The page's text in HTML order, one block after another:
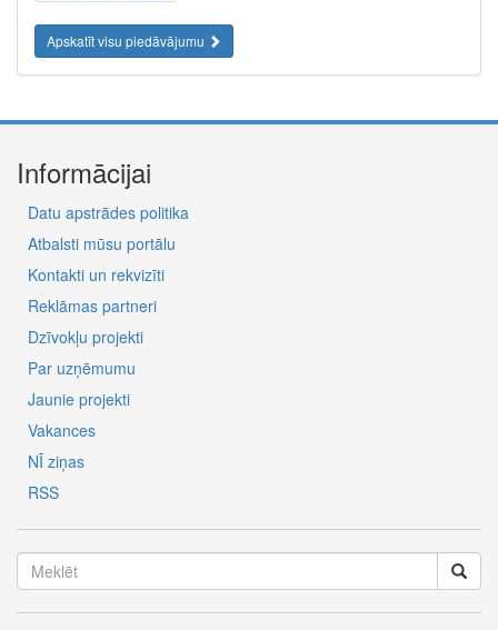
Apskatīt visu piedāvājumu
Informācijai
Datu apstrādes politika
Atbalsti mūsu portālu
Kontakti un rekvizīti
Reklāmas partneri
Dzīvokļu projekti
Par uzņēmumu
Jaunie projekti
Vakances
NĪ ziņas
RSS